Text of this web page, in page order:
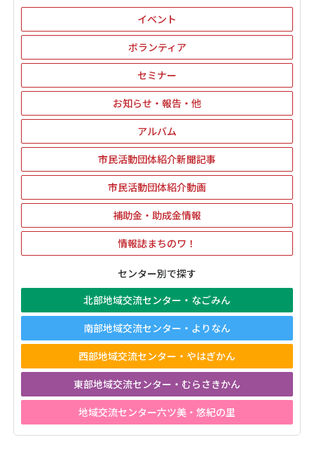
イベント
ボランティア
セミナー
お知らせ・報告・他
アルバム
市民活動団体紹介新聞記事
市民活動団体紹介動画
補助金・助成金情報
情報誌まちのワ！
センター別で探す
北部地域交流センター・なごみん
南部地域交流センター・よりなん
西部地域交流センター・やはぎかん
東部地域交流センター・むらさきかん
地域交流センター六ツ美・悠紀の里